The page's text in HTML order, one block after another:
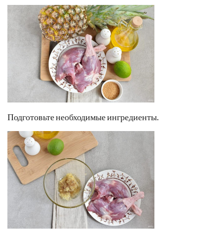
Подготовьте необходимые ингредиенты.